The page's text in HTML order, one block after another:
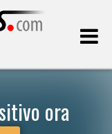
ora